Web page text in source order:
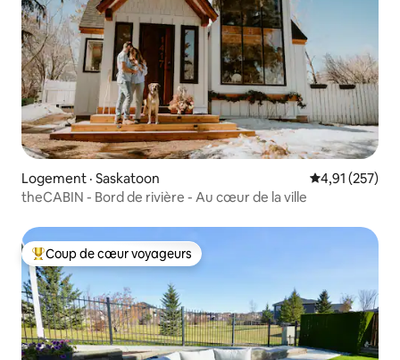
Logement · Saskatoon Note
4,91 (257)
theCABIN - Bord de rivière - Au cœur de la ville
Coup de cœur voyageurs parmi les plus aimés
Coup de cœur voyageurs